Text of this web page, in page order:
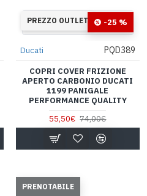
PREZZO OUTLET -25 %
34 09 13
Min
01
Sec
Ducati PQD389
COPRI COVER FRIZIONE
APERTO CARBONIO DUCATI
1199 PANIGALE
PERFORMANCE QUALITY
55,50€ 74,00€
PRENOTABILE